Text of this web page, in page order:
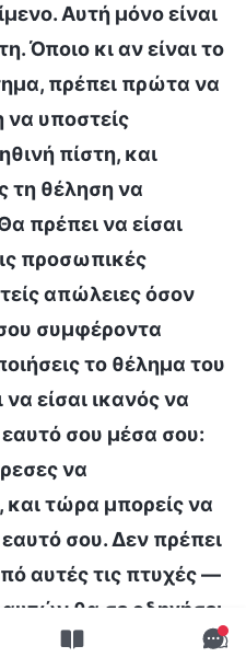
Αυτή μόνο είναι
Όποιο κι αν είναι το
πρέπει πρώτα να
να υποστείς
πίστη, και
τη θέληση να
πρέπει να είσαι
προσωπικές
απώλειες όσον
συμφέροντα
το θέλημα του
είσαι ικανός να
εαυτό σου μέσα σου:
να
και τώρα μπορείς να
εαυτό σου. Δεν πρέπει
αυτές τις πτυχές —
θα σε οδηγήσει
δεν μπορείς να